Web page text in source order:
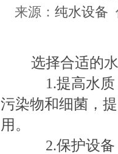
来源： 纯水设备
选择合适的
1.提高水质
污染物和细菌，
用。
2.保护设备